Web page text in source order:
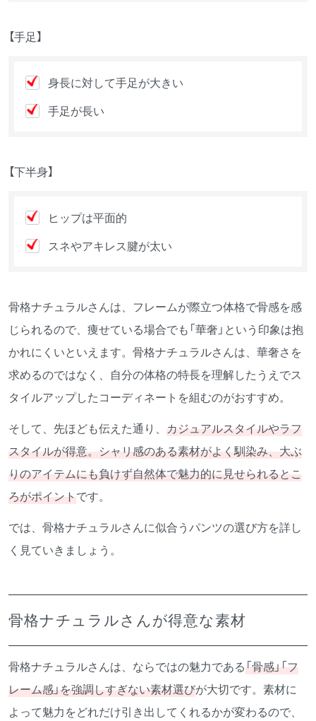
【手足】
身長に対して手足が大きい
手足が長い
【下半身】
ヒップは平面的
スネやアキレス腱が太い
骨格ナチュラルさんは、フレームが際立つ体格で骨感を感
じられるので、痩せている場合でも「華奢」という印象は抱
かれにくいといえます。骨格ナチュラルさんは、華奢さを
求めるのではなく、自分の体格の特長を理解したうえでス
タイルアップしたコーディネートを組むのがおすすめ。
そして、先ほども伝えた通り、 カジュアルスタイルやラフ
スタイルが得意。シャリ感のある素材がよく馴染み、大ぶ
りのアイテムにも負けず自然体で魅力的に見せられるとこ
ろがポイントです。
では、骨格ナチュラルさんに似合うパンツの選び方を詳し
く見ていきましょう。
骨格ナチュラルさんが得意な素材
骨格ナチュラルさんは、ならではの魅力である 「骨感」「フ
レーム感」を強調しすぎない素材選びが大切です。素材に
よって魅力をどれだけ引き出してくれるかが変わるので、